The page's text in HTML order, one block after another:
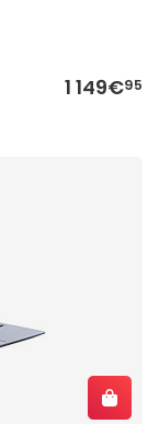
1 149€95